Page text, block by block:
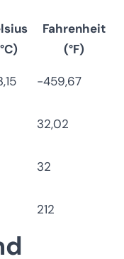
Fahrenheit
(°F)
−459,67
32,02
32
212